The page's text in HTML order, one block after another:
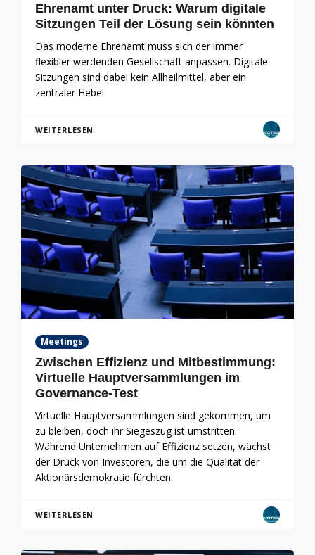
Ehrenamt unter Druck: Warum digitale
Sitzungen Teil der Lösung sein könnten
Das moderne Ehrenamt muss sich der immer
flexibler werdenden Gesellschaft anpassen. Digitale
Sitzungen sind dabei kein Allheilmittel, aber ein
zentraler Hebel.
WEITERLESEN
Meetings
Zwischen Effizienz und Mitbestimmung:
Virtuelle Hauptversammlungen im
Governance-Test
Virtuelle Hauptversammlungen sind gekommen, um
zu bleiben, doch ihr Siegeszug ist umstritten.
Während Unternehmen auf Effizienz setzen, wächst
der Druck von Investoren, die um die Qualität der
Aktionärsdemokratie fürchten.
WEITERLESEN